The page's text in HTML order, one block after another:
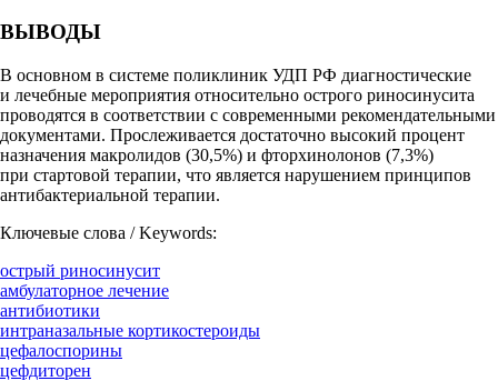
ВЫВОДЫ
В основном в системе поликлиник УДП РФ диагностические
и лечебные мероприятия относительно острого риносинусита
проводятся в соответствии с современными рекомендательными
документами. Прослеживается достаточно высокий процент
назначения макролидов (30,5%) и фторхинолонов (7,3%)
при стартовой терапии, что является нарушением принципов
антибактериальной терапии.
Ключевые слова / Keywords:
острый риносинусит
амбулаторное лечение
антибиотики
интраназальные кортикостероиды
цефалоспорины
цефдиторен